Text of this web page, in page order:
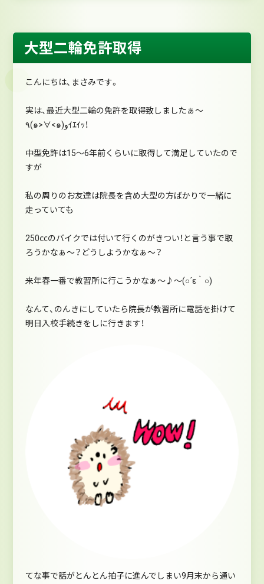
大型二輪免許取得
こんにちは、まさみです。
実は、最近大型二輪の免許を取得致しましたぁ～
٩(๑>∀<๑)وｲｴｲｯ！
中型免許は15～6年前くらいに取得して満足していたので
すが
私の周りのお友達は院長を含め大型の方ばかりで一緒に
走っていても
250㏄のバイクでは付いて行くのがきつい！と言う事で取
ろうかなぁ～？どうしようかなぁ～？
来年春一番で教習所に行こうかなぁ～♪～(○´ε｀○)
なんて、のんきにしていたら院長が教習所に電話を掛けて
明日入校手続きをしに行きます！
てな事で話がとんとん拍子に進んでしまい9月末から通い